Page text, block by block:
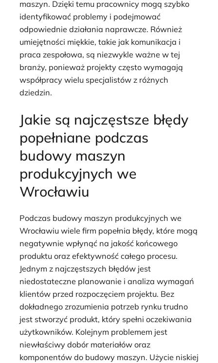
maszyn. Dzięki temu pracownicy mogą szybko
identyfikować problemy i podejmować
odpowiednie działania naprawcze. Również
umiejętności miękkie, takie jak komunikacja i
praca zespołowa, są niezwykle ważne w tej
branży, ponieważ projekty często wymagają
współpracy wielu specjalistów z różnych
dziedzin.
Jakie są najczęstsze błędy
popełniane podczas
budowy maszyn
produkcyjnych we
Wrocławiu
Podczas budowy maszyn produkcyjnych we
Wrocławiu wiele firm popełnia błędy, które mogą
negatywnie wpłynąć na jakość końcowego
produktu oraz efektywność całego procesu.
Jednym z najczęstszych błędów jest
niedostateczne planowanie i analiza wymagań
klientów przed rozpoczęciem projektu. Bez
dokładnego zrozumienia potrzeb rynku trudno
jest stworzyć produkt, który spełni oczekiwania
użytkowników. Kolejnym problemem jest
niewłaściwy dobór materiałów oraz
komponentów do budowy maszyn. Użycie niskiej